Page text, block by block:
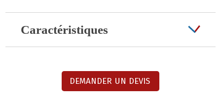
Caractéristiques
DEMANDER UN DEVIS